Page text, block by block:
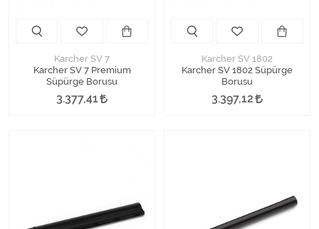
Karcher SV 7
Karcher SV 7 Premium
Süpürge Borusu
3.377,41
Karcher SV 1802
Karcher SV 1802 Süpürge
Borusu
3.397,12